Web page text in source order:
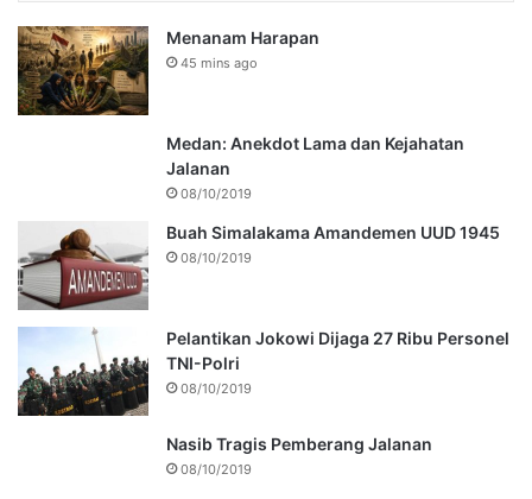
Menanam Harapan
45 mins ago
Medan: Anekdot Lama dan Kejahatan
Jalanan
08/10/2019
Buah Simalakama Amandemen UUD 1945
08/10/2019
Pelantikan Jokowi Dijaga 27 Ribu Personel
TNI-Polri
08/10/2019
Nasib Tragis Pemberang Jalanan
08/10/2019